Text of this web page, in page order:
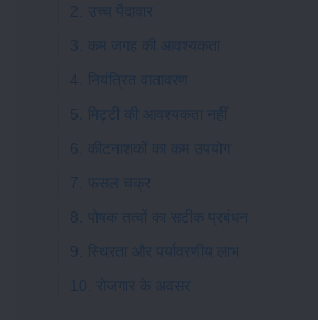
2. उच्च पैदावार
3. कम जगह की आवश्यकता
4. नियंत्रित वातावरण
5. मिट्टी की आवश्यकता नहीं
6. कीटनाशकों का कम उपयोग
7. फसल चक्र
8. पोषक तत्वों का सटीक प्रबंधन
9. स्थिरता और पर्यावरणीय लाभ
10. रोजगार के अवसर